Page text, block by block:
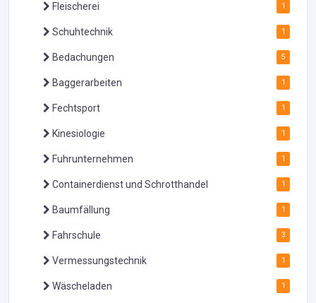
Fleischerei 1
Schuhtechnik 1
Bedachungen 5
Baggerarbeiten 1
Fechtsport 1
Kinesiologie 1
Fuhrunternehmen 1
Containerdienst und Schrotthandel 1
Baumfällung 1
Fahrschule 3
Vermessungstechnik 1
Wäscheladen 1